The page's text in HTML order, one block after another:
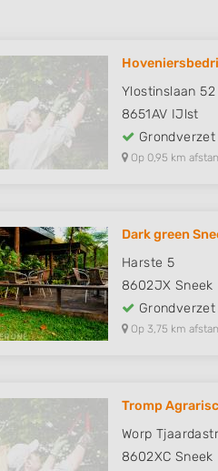
Ylostinslaan 52
8651AV IJlst
Op 0,95 km
Dark green
Harste 5
8602JX Sneek
Op 3,75 km
Tromp
Worp
8602XC Sneek